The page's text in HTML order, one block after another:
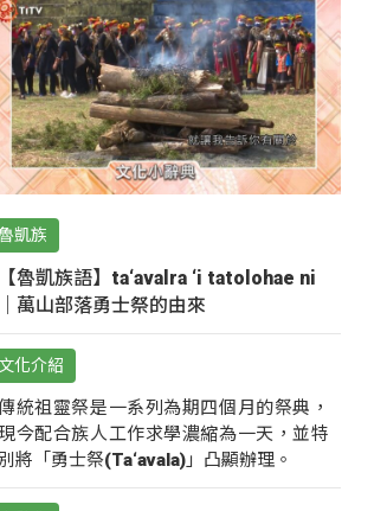
凱族
【魯凱族語】ta‘avalra ‘i tatolohae ni
｜萬山部落勇士祭的由來
文化介紹
統祖靈祭是一系列為期四個月的祭典，
今配合族人工作求學濃縮為一天，並特
別將「勇士祭(Ta‘avala)」凸顯辦理。